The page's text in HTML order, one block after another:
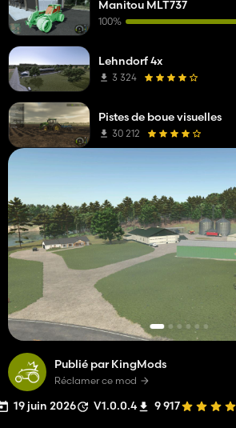
Publié par KingMods
Réclamer ce mod
19 juin 2026 V1.0.0.4 9 917
Manitou MLT737
100%
Lehndorf 4x
3 324
Pistes de boue visuelles
30 212